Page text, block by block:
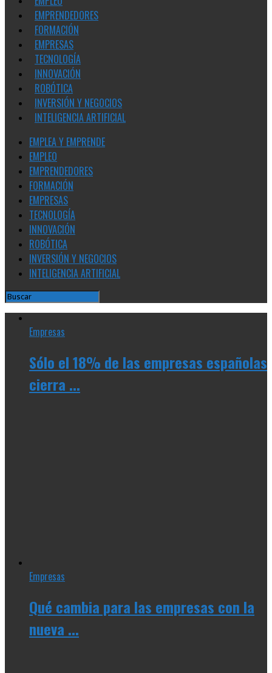
EMPRENDEDORES
FORMACIÓN
EMPRESAS
TECNOLOGÍA
INNOVACIÓN
ROBÓTICA
INVERSIÓN Y NEGOCIOS
INTELIGENCIA ARTIFICIAL
EMPLEA Y EMPRENDE
EMPLEO
EMPRENDEDORES
FORMACIÓN
EMPRESAS
TECNOLOGÍA
INNOVACIÓN
ROBÓTICA
INVERSIÓN Y NEGOCIOS
INTELIGENCIA ARTIFICIAL
Empresas
Sólo el 18% de las empresas españolas
cierra ...
Empresas
Qué cambia para las empresas con la
nueva ...